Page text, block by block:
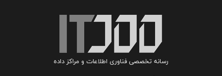
رسانه تخصصی فناوری اطلاعات و مراکز داده